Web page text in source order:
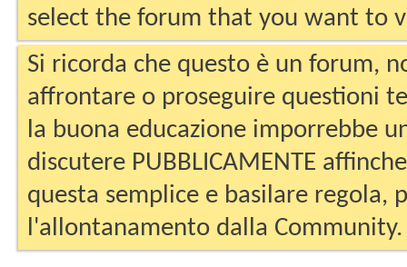
select the forum that you want to
Si ricorda che questo è un forum,
affrontare o proseguire questioni
la buona educazione imporrebbe
discutere PUBBLICAMENTE
questa semplice e basilare regola,
l'allontanamento dalla Community.